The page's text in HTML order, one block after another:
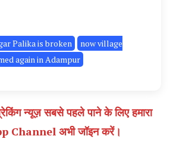
Palika is broken
now village
again in Adampur
न्यूज़ सबसे पहले पाने के लिए हमारा
Channel अभी जॉइन करें।